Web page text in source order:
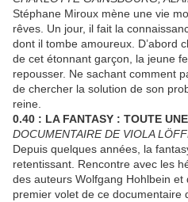
Stéphane Miroux mène une vie
rêves. Un jour, il fait la
dont il tombe amoureux. D’abord
de cet étonnant garçon, la jeune
repousser. Ne sachant comment
de chercher la solution de son
reine.
0.40 : LA FANTASY : TOUTE
DOCUMENTAIRE DE VIOLA
Depuis quelques années, la
retentissant. Rencontre avec les
des auteurs Wolfgang Hohlbein
premier volet de ce documentaire